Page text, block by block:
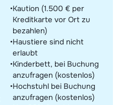
Kaution (1.500 € per
Kreditkarte vor Ort zu
bezahlen)
Haustiere sind nicht
erlaubt
Kinderbett, bei Buchung
anzufragen (kostenlos)
Hochstuhl bei Buchung
anzufragen (kostenlos)